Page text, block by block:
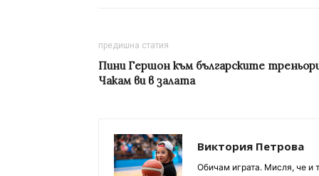
предишна статия
Пини Гершон към българските
Чакам ви в залата
Виктория Петрова
Обичам играта. Мисля, че и